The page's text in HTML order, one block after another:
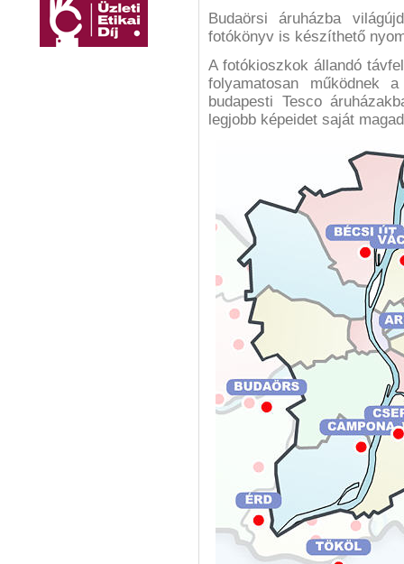
Budaörsi áruházba
fotókönyv is készíthető
A fotókioszkok állandó
folyamatosan működnek
budapesti Tesco
legjobb képeidet saját